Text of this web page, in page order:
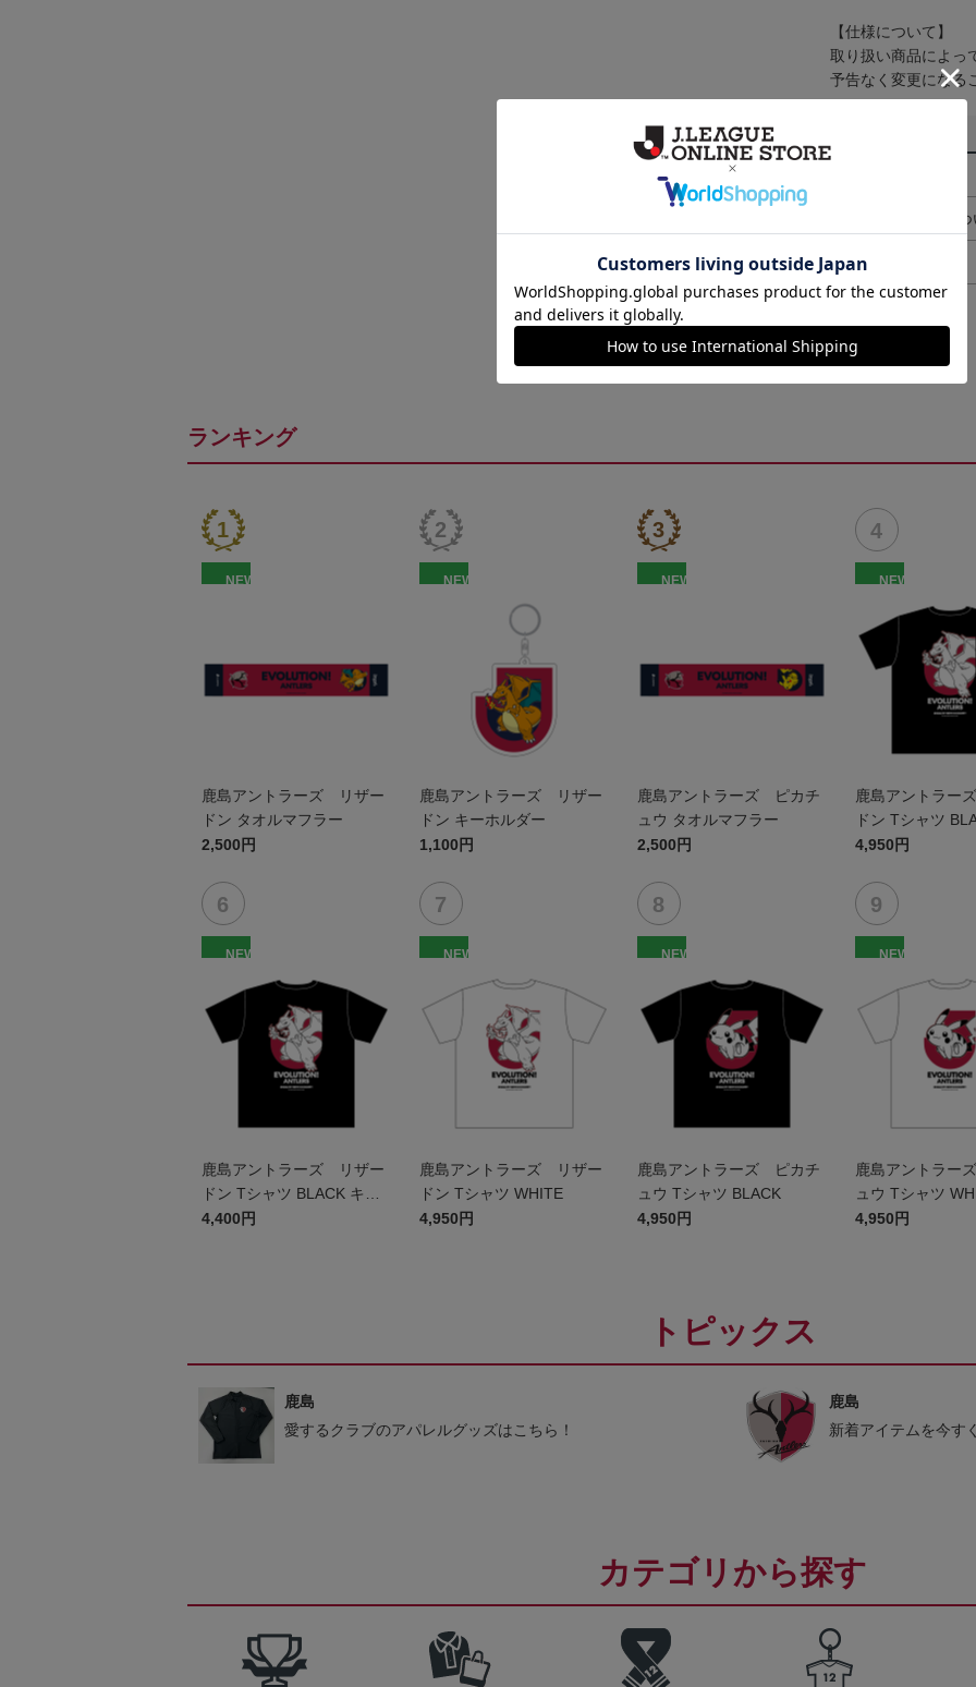
【仕様について】
取り扱い商品によっ
予告なく変更になる
ギフト対応に
ヘルプページ
ランキング
NEW
鹿島アントラーズ リザー
ドン タオルマフラー
2,500円
NEW
鹿島アントラーズ リザー
ドン キーホルダー
1,100円
NEW
鹿島アントラーズ ピカチ
ュウ タオルマフラー
2,500円
NEW
鹿島アントラー
ドン Tシャツ
4,950円
NEW
鹿島アントラーズ リザー
ドン Tシャツ BLACK キッ
ズ
4,400円
NEW
鹿島アントラーズ リザー
ドン Tシャツ WHITE
4,950円
NEW
鹿島アントラーズ ピカチ
ュウ Tシャツ BLACK
4,950円
NEW
鹿島アントラー
ュウ Tシャツ
4,950円
トピックス
鹿島
愛するクラブのアパレルグッズはこちら！
鹿島
新着アイテムを今す
カテゴリから探す